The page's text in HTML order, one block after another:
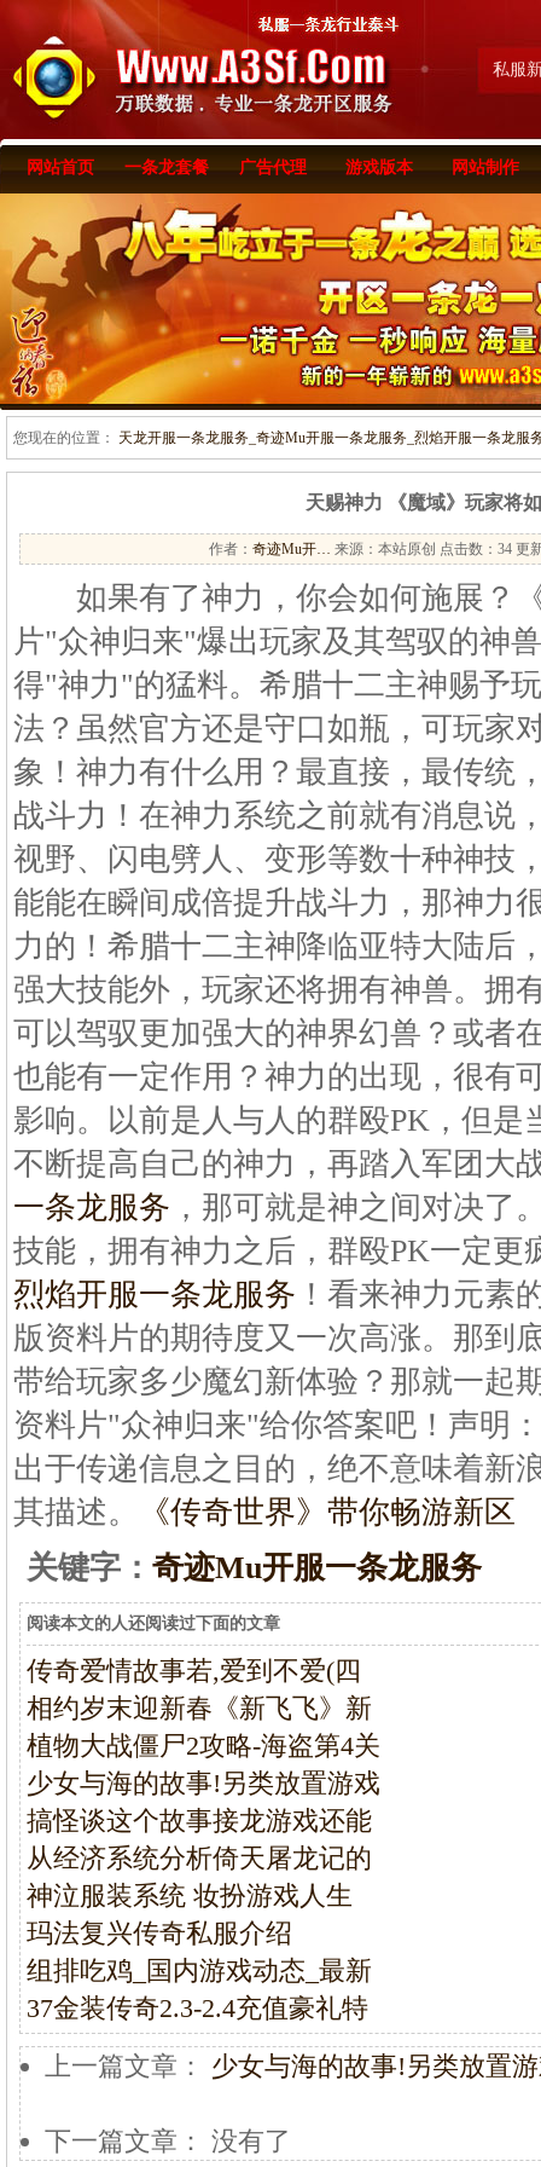
私服
网站首页 一条龙套餐 广告代理 游戏版本 网站制作
您现在的位置： 天龙开服一条龙服务_奇迹Mu开服一条龙服务_烈焰开服一条龙服
天赐神力 《魔域》玩家将
作者： 奇迹Mu开… 来源：本站原创 点击数： 34 更
如果有了神力，你会如何施展？《
片"众神归来"爆出玩家及其驾驭的神
得"神力"的猛料。希腊十二主神赐予
法？虽然官方还是守口如瓶，可玩家
象！神力有什么用？最直接，最传统
战斗力！在神力系统之前就有消息说
视野、闪电劈人、变形等数十种神技
能能在瞬间成倍提升战斗力，那神力
力的！希腊十二主神降临亚特大陆后
强大技能外，玩家还将拥有神兽。拥
可以驾驭更加强大的神界幻兽？或者
也能有一定作用？神力的出现，很有
影响。以前是人与人的群殴PK，但是
不断提高自己的神力，再踏入军团大
一条龙服务 ，那可就是神之间对决了
技能，拥有神力之后，群殴PK一定更
烈焰开服一条龙服务 ！看来神力元素
版资料片的期待度又一次高涨。那到
带给玩家多少魔幻新体验？那就一起
资料片"众神归来"给你答案吧！声明
出于传递信息之目的，绝不意味着新
其描述。
《传奇世界》带你畅游新区
关键字： 奇迹Mu开服一条龙服务
阅读本文的人还阅读过下面的文章
传奇爱情故事若,爱到不爱(四
相约岁末迎新春《新飞飞》新
植物大战僵尸2攻略-海盗第4关
少女与海的故事!另类放置游戏
搞怪谈这个故事接龙游戏还能
从经济系统分析倚天屠龙记的
神泣服装系统 妆扮游戏人生
玛法复兴传奇私服介绍
组排吃鸡_国内游戏动态_最新
37金装传奇2.3-2.4充值豪礼特
上一篇文章： 少女与海的故事!另类放置
下一篇文章： 没有了